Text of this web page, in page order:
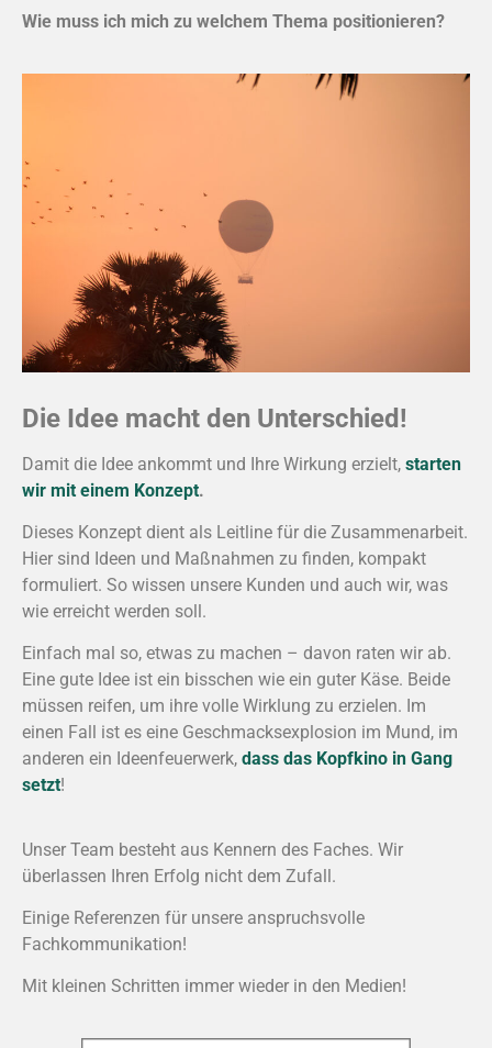
Wie muss ich mich zu welchem Thema positionieren?
Die Idee macht den Unterschied!
Damit die Idee ankommt und Ihre Wirkung erzielt, starten
wir mit einem Konzept.
Dieses Konzept dient als Leitline für die Zusammenarbeit.
Hier sind Ideen und Maßnahmen zu finden, kompakt
formuliert. So wissen unsere Kunden und auch wir, was
wie erreicht werden soll.
Einfach mal so, etwas zu machen – davon raten wir ab.
Eine gute Idee ist ein bisschen wie ein guter Käse. Beide
müssen reifen, um ihre volle Wirklung zu erzielen. Im
einen Fall ist es eine Geschmacksexplosion im Mund, im
anderen ein Ideenfeuerwerk, dass das Kopfkino in Gang
setzt!
Unser Team besteht aus Kennern des Faches. Wir
überlassen Ihren Erfolg nicht dem Zufall.
Einige Referenzen für unsere anspruchsvolle
Fachkommunikation!
Mit kleinen Schritten immer wieder in den Medien!